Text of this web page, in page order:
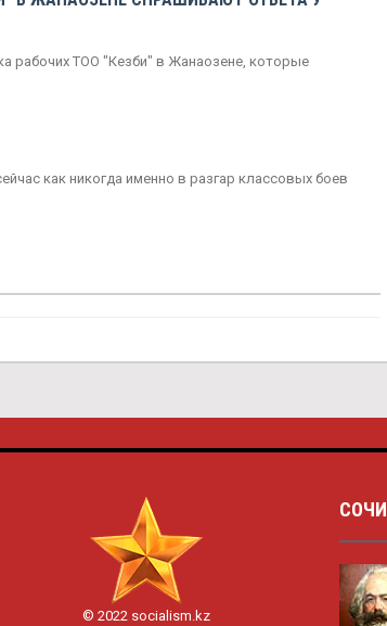
рабочих ТОО "Кезби" в Жанаозене, которые
как никогда именно в разгар классовых боев
© 2022 socialism.kz